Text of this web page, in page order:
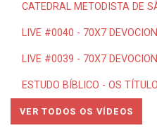
CATEDRAL METODISTA DE
LIVE #0040 - 70X7
LIVE #0039 - 70X7
ESTUDO BÍBLICO - OS
VER TODOS OS VÍDEOS